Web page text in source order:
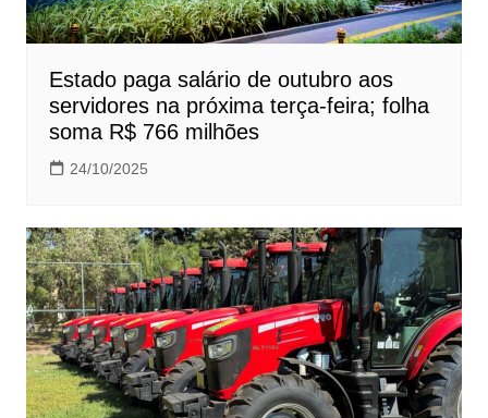
Estado paga salário de outubro aos
servidores na próxima terça-feira; folha
soma R$ 766 milhões
24/10/2025